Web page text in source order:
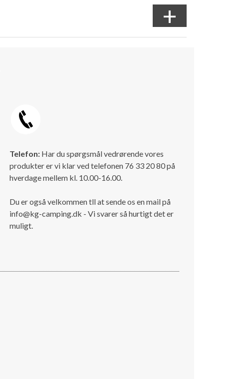
+
Telefon: Har du spørgsmål vedrørende vores
produkter er vi klar ved telefonen 76 33 20 80 på
hverdage mellem kl. 10.00-16.00.
Du er også velkommen tll at sende os en mail på
info@kg-camping.dk - Vi svarer så hurtigt det er
muligt.